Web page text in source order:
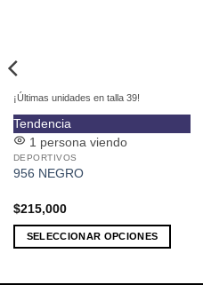
Tendencia
¡Últimas unidades en talla 39!
1 persona viendo
DEPORTIVOS
956 NEGRO
$215,000
SELECCIONAR OPCIONES
Este
producto
tiene
múltiples
Las
opciones